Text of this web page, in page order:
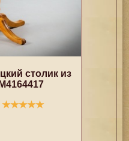
столик из
★★★★★